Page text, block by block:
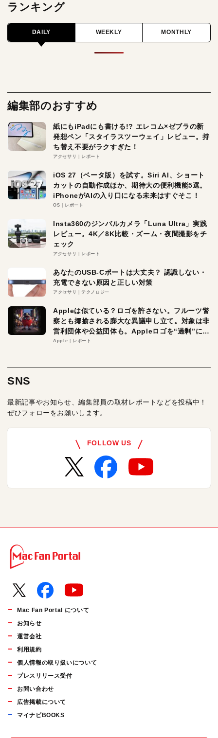
ランキング
DAILY WEEKLY MONTHLY
編集部のおすすめ
紙にもiPadにも書ける!? エレコム×ゼブラの新
発想ペン「スタイラスツーウェイ」レビュー。持
ち替え不要がラクすぎた！
アクセサリ レポート
iOS 27（ベータ版）を試す。Siri AI、ショート
カットの自動作成ほか、期待大の便利機能5選。
iPhoneがAIの入り口になる未来はすぐそこ！
OS レポート
Insta360のジンバルカメラ「Luna Ultra」実践
レビュー。4K／8K比較・ズーム・夜間撮影をチ
ェック
アクセサリ レポート
あなたのUSB-Cポートは大丈夫？ 認識しない・
充電できない原因と正しい対策
アクセサリ テクノロジー
Appleは似ている？ロゴを許さない。フルーツ警
察とも揶揄される膨大な異議申し立て。対象は非
営利団体や公益団体も。Appleロゴを“過剰”に守
る理由とは
Apple レポート
SNS
最新記事やお知らせ、編集部員の取材レポートなどを投稿中！
ぜひフォローをお願いします。
FOLLOW US
Mac Fan Portal について
お知らせ
運営会社
利用規約
個人情報の取り扱いについて
プレスリリース受付
お問い合わせ
広告掲載について
マイナビBOOKS